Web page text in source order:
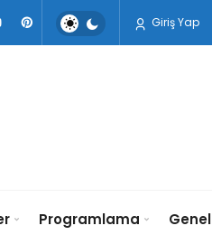
Giriş Yap
Programlama Genel